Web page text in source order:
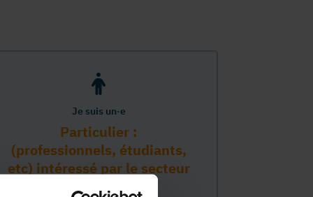
Je suis un·e
Particulier :
(professionnels, étudiants,
etc) intéressé par le secteur
PMS